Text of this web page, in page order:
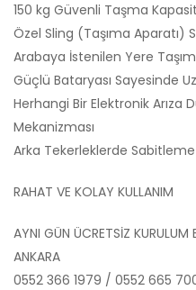
150 kg Güvenli Taşma
Özel Sling (Taşıma Aparatı)
Arabaya İstenilen Yere
Güçlü Bataryası Sayesinde
Herhangi Bir Elektronik
Mekanizması
Arka Tekerleklerde
RAHAT VE KOLAY KULLANIM
AYNI GÜN ÜCRETSİZ
ANKARA
0552 366 1979 / 0552 665